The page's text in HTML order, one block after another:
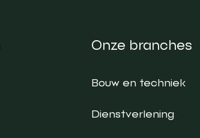
Onze branches
Bouw en techniek
Dienstverlening